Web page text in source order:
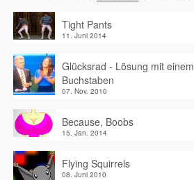
Tight Pants
11. Juni 2014
Glücksrad - Lösung mit einem
Buchstaben
07. Nov. 2010
Because, Boobs
15. Jan. 2014
Flying Squirrels
08. Juni 2010